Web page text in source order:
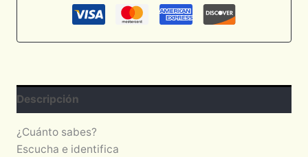
Descripción
¿Cuánto sabes?
Escucha e identifica